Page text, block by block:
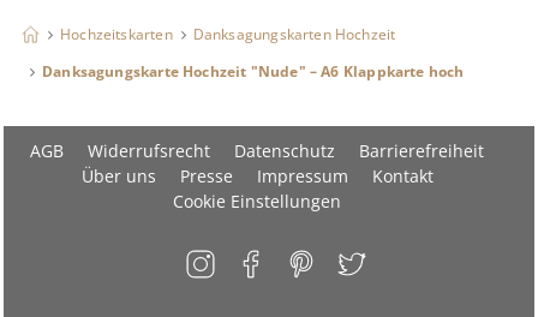
Hochzeitskarten
Danksagungskarten Hochzeit
Danksagungskarte Hochzeit "Nude" – A6 Klappkarte hoch
AGB Widerrufsrecht Datenschutz
Barrierefreiheit
Über uns
Presse Impressum
Kontakt
Cookie Einstellungen